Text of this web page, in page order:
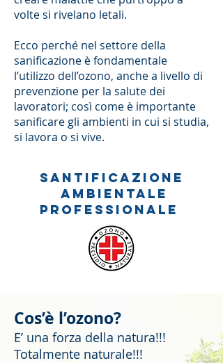
volte si rivelano letali.
Ecco perché nel settore della
sanificazione è fondamentale
l’utilizzo dell’ozono, anche a livello di
prevenzione per la salute dei
lavoratori; così come è importante
sanificare gli ambienti in cui si studia,
si lavora o si vive.
santificazione
ambientale
professionale
Cos’è l’ozono?
E’ una forza della natura!!!
Totalmente naturale!!!